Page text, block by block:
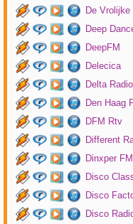
De Vrolijke
Deep
DeepFM
Delecica
Delta
Den Haag
DFM Rtv
Different
Dinxper FM
Disco
Disco
Disco